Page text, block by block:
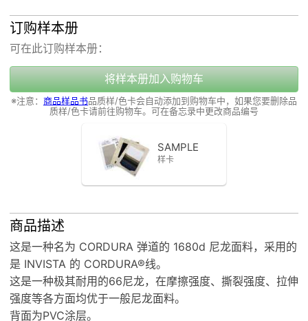
订购样本册
可在此订购样本册：
将样本册加入购物车
※注意： 商品样品书品质样/色卡会自动添加到购物车中，如果您要删除品
质样/色卡请前往购物车。可在备忘录中更改商品编号
SAMPLE
样卡
商品描述
这是一种名为 CORDURA 弹道的 1680d 尼龙面料，采用的
是 INVISTA 的 CORDURA®线。
这是一种极其耐用的66尼龙，在摩擦强度、撕裂强度、拉伸
强度等各方面均优于一般尼龙面料。
背面为PVC涂层。